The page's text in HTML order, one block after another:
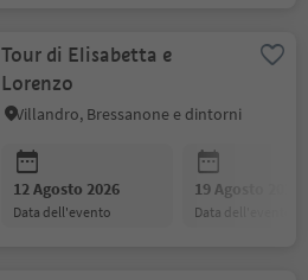
Tour di Elisabetta e
Lorenzo
Villandro, Bressanone e dintorni
12 Agosto 2026
data dell'evento
19 Agosto 2026
data dell'evento